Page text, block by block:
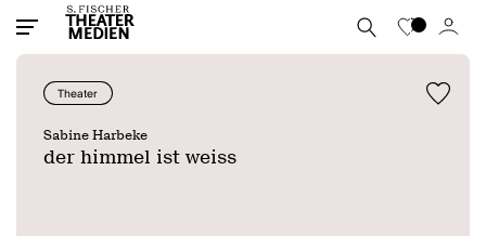
Theater
Sabine Harbeke
der himmel ist weiss